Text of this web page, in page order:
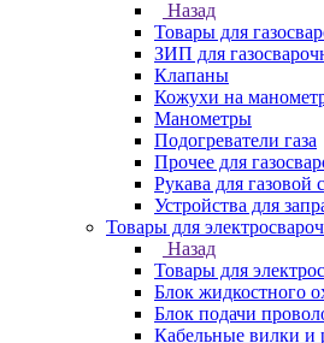
Назад
Товары для
ЗИП для
Клапаны
Кожухи на
Манометры
Подогреватели газа
Прочее для
Рукава для газовой
Устройства для
Товары для
Назад
Товары для
Блок жидкостного
Блок подачи
Кабельные вилки и